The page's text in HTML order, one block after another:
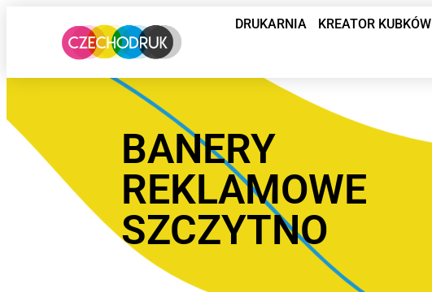
DRUKARNIA KREATOR KUBKÓW
BANERY
REKLAMOWE
SZCZYTNO